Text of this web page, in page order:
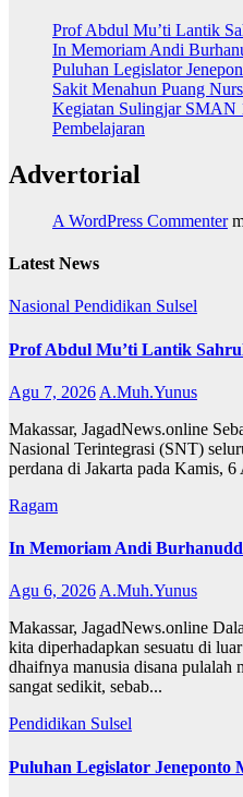
Prof Abdul Mu’ti Lantik
In Memoriam Andi
Puluhan Legislator
Sakit Menahun Puang
Kegiatan Sulingjar SMAN
Pembelajaran
Advertorial
A WordPress Commenter
Latest News
Nasional Pendidikan Sulsel
Prof Abdul Mu’ti Lantik
Agu 7, 2026 A.Muh.Yunus
Makassar, JagadNews.online
Nasional Terintegrasi (SNT)
perdana di Jakarta pada Kamis,
Ragam
In Memoriam Andi
Agu 6, 2026A.Muh.Yunus
Makassar, JagadNews.online
kita diperhadapkan sesuatu di
dhaifnya manusia disana pulalah
sangat sedikit, sebab...
Pendidikan Sulsel
Puluhan Legislator Jeneponto